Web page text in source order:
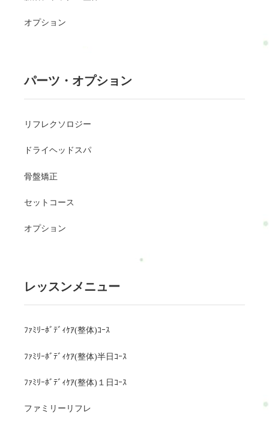
オプション
パーツ・オプション
リフレクソロジー
ドライヘッドスパ
骨盤矯正
セットコース
オプション
レッスンメニュー
ﾌｧﾐﾘｰﾎﾞﾃﾞｨｹｱ(整体)ｺｰｽ
ﾌｧﾐﾘｰﾎﾞﾃﾞｨｹｱ(整体)半日ｺｰｽ
ﾌｧﾐﾘｰﾎﾞﾃﾞｨｹｱ(整体)１日ｺｰｽ
ファミリーリフレ